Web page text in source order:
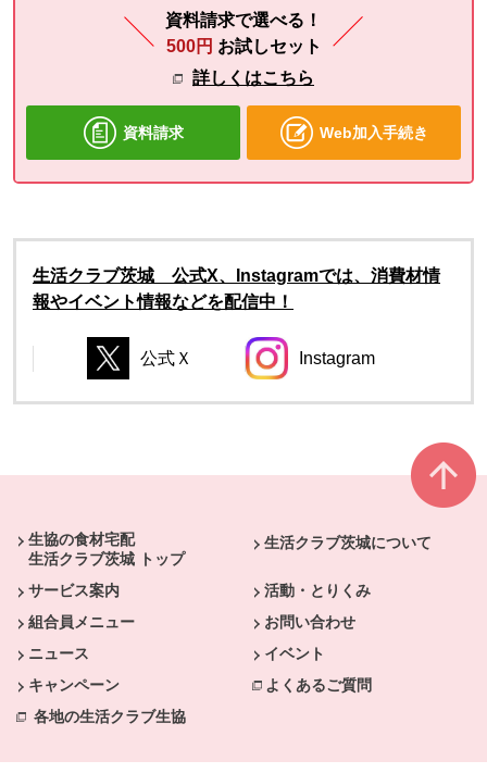
資料請求で選べる！
500円 お試しセット
詳しくはこちら
資料請求 Web加入手続き
生活クラブ茨城 公式X、Instagramでは、消費材情
報やイベント情報などを配信中！
別のウィンドウで開きます。
公式Ｘ
別のウィンドウで開きます。
別のウィンドウで開きます。
Instagram
別のウィンドウで開
生協の食材宅配
生活クラブ茨城 トップ
生活クラブ茨城について
サービス案内
活動・とりくみ
組合員メニュー
お問い合わせ
ニュース
イベント
キャンペーン
よくあるご質問
各地の生活クラブ生協